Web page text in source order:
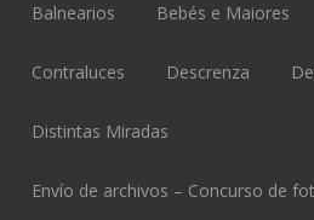
Balnearios Bebés e Maiores
Contraluces Descrenza
Distintas Miradas
Envío de archivos – Concurso de